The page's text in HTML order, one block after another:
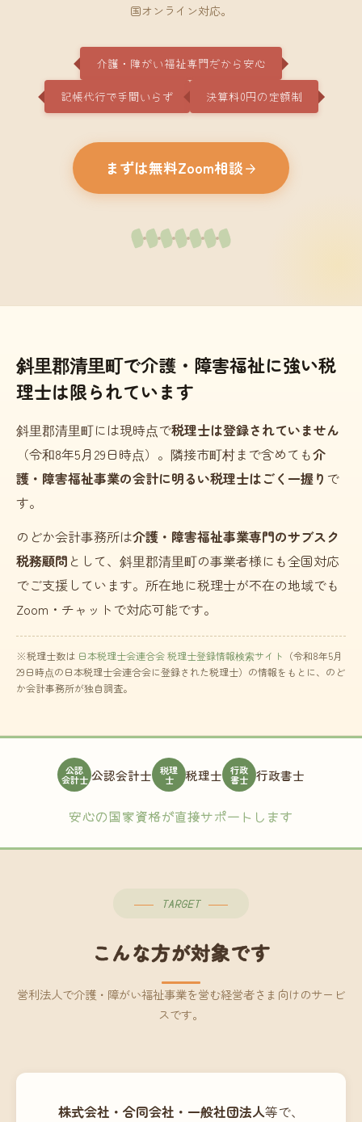
国オンライン対応。
介護・障がい福祉専門だから安心
記帳代行で手間いらず 決算料0円の定額制
まずは無料Zoom相談
斜里郡清里町で介護・障害福祉に強い税
理士は限られています
斜里郡清里町には現時点で税理士は登録されていません
（令和8年5月29日時点）。隣接市町村まで含めても介
護・障害福祉事業の会計に明るい税理士はごく一握り で
す。
のどか会計事務所は介護・障害福祉事業専門のサブスク
税務顧問 として、斜里郡清里町の事業者様にも全国対応
でご支援しています。所在地に税理士が不在の地域でも
Zoom・チャットで対応可能です。
※税理士数は 日本税理士会連合会 税理士登録情報検索サイト （令和8年5月
29日時点の日本税理士会連合会に登録された税理士）の情報をもとに、のど
か会計事務所が独自調査。
公認
会計士 公認会計士 税理
士 税理士 行政
書士 行政書士
安心の国家資格が直接サポートします
TARGET
こんな方が対象です
営利法人で介護・障がい福祉事業を営む経営者さま向けのサービ
スです。
株式会社・合同会社・一般社団法人等で、